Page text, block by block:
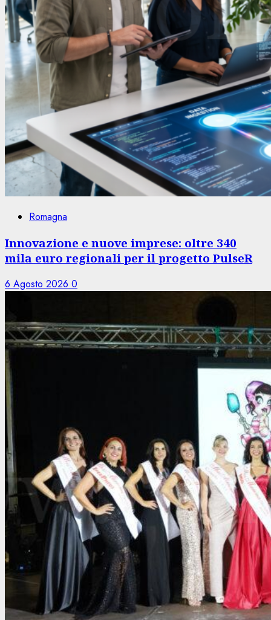
Romagna
Innovazione e nuove imprese: oltre 340
mila euro regionali per il progetto PulseR
6 Agosto 2026 0